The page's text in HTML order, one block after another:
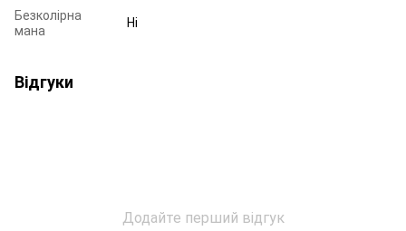
Безколірна
мана
Ні
Відгуки
Додайте перший відгук